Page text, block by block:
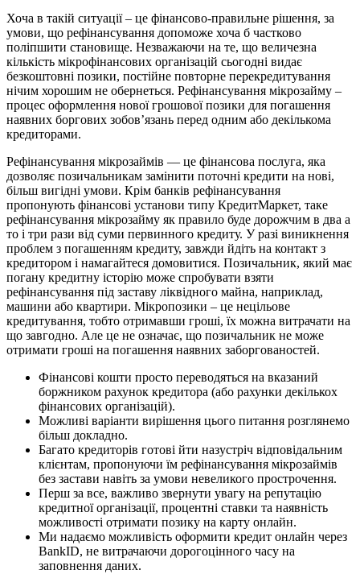
Хоча в такій ситуації – це фінансово-правильне рішення, за
умови, що рефінансування допоможе хоча б частково
поліпшити становище. Незважаючи на те, що величезна
кількість мікрофінансових організацій сьогодні видає
безкоштовні позики, постійне повторне перекредитування
нічим хорошим не обернеться. Рефінансування мікрозайму –
процес оформлення нової грошової позики для погашення
наявних боргових зобов’язань перед одним або декількома
кредиторами.
Рефінансування мікрозаймів — це фінансова послуга, яка
дозволяє позичальникам замінити поточні кредити на нові,
більш вигідні умови. Крім банків рефінансування
пропонують фінансові установи типу КредитМаркет, таке
рефінансування мікрозайму як правило буде дорожчим в два а
то і три рази від суми первинного кредиту. У разі виникнення
проблем з погашенням кредиту, завжди йдіть на контакт з
кредитором і намагайтеся домовитися. Позичальник, який має
погану кредитну історію може спробувати взяти
рефінансування під заставу ліквідного майна, наприклад,
машини або квартири. Мікропозики – це нецільове
кредитування, тобто отримавши гроші, їх можна витрачати на
що завгодно. Але це не означає, що позичальник не може
отримати гроші на погашення наявних заборгованостей.
Фінансові кошти просто переводяться на вказаний
боржником рахунок кредитора (або рахунки декількох
фінансових організацій).
Можливі варіанти вирішення цього питання розглянемо
більш докладно.
Багато кредиторів готові йти назустріч відповідальним
клієнтам, пропонуючи їм рефінансування мікрозаймів
без застави навіть за умови невеликого прострочення.
Перш за все, важливо звернути увагу на репутацію
кредитної організації, процентні ставки та наявність
можливості отримати позику на карту онлайн.
Ми надаємо можливість оформити кредит онлайн через
BankID, не витрачаючи дорогоцінного часу на
заповнення даних.